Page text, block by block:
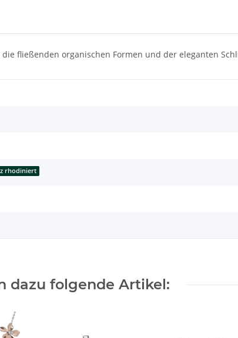
fließenden organischen Formen und der eleganten
rhodiniert
dazu folgende Artikel: